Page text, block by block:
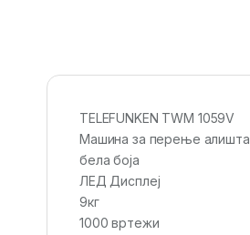
TELEFUNKEN TWM 1059V
Машина за перење алишта
бела боја
ЛЕД Дисплеј
9кг
1000 вртежи